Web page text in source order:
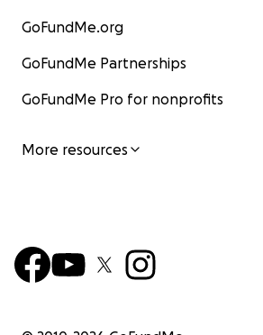
GoFundMe.org
GoFundMe Partnerships
GoFundMe Pro for nonprofits
More resources